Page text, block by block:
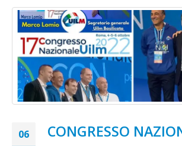
06 CONGRESSO